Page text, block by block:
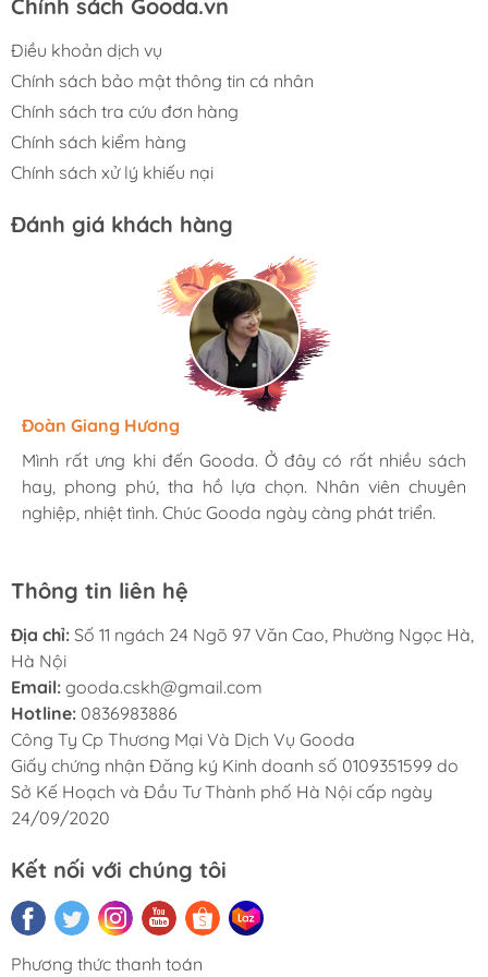
Chính sách Gooda.vn
Điều khoản dịch vụ
Chính sách bảo mật thông tin cá nhân
Chính sách tra cứu đơn hàng
Chính sách kiểm hàng
Chính sách xử lý khiếu nại
Đánh giá khách hàng
Hương Suri
Mình rất ưng khi đến Gooda. Ở đây có rất nhiều sách
hay, phong phú, tha hồ lựa chọn. Nhân viên chuyên
nghiệp, nhiệt tình. Chúc Gooda ngày càng phát triển.
Đoàn Giang Hương
Mình rất ưng khi đến Gooda. Ở đây có rất nhiều sách
hay, phong phú, tha hồ lựa chọn. Nhân viên chuyên
nghiệp, nhiệt tình. Chúc Gooda ngày càng phát triển.
Ngọc Anh
Mình rất ưng khi đến Gooda. Ở đây có rất nhiều sách
hay, phong phú, tha hồ lựa chọn. Nhân viên chuyên
nghiệp, nhiệt tình. Chúc Gooda ngày càng phát triển.
Thông tin liên hệ
Địa chỉ: Số 11 ngách 24 Ngõ 97 Văn Cao, Phường Ngọc Hà,
Hà Nội
Email: gooda.cskh@gmail.com
Hotline: 0836983886
Công Ty Cp Thương Mại Và Dịch Vụ Gooda
Giấy chứng nhận Đăng ký Kinh doanh số 0109351599 do
Sở Kế Hoạch và Đầu Tư Thành phố Hà Nội cấp ngày
24/09/2020
Kết nối với chúng tôi
Phương thức thanh toán